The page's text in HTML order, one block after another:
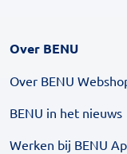
Over BENU
Over BENU
BENU in het nieuws
Werken bij BENU